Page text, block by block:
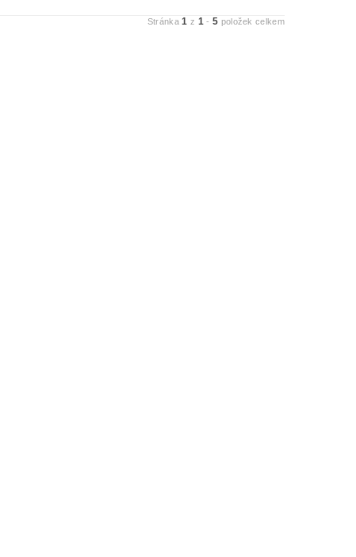
Stránka1 z 1 - 5 položek celkem